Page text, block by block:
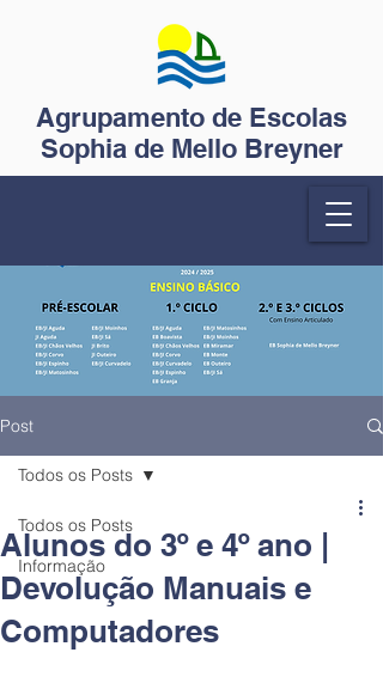
Agrupamento de Escolas
Sophia de Mello Breyner
Post
Todos os Posts
Informação
Todos os Posts
Alunos do 3º e 4º ano |
Devolução Manuais e
Computadores